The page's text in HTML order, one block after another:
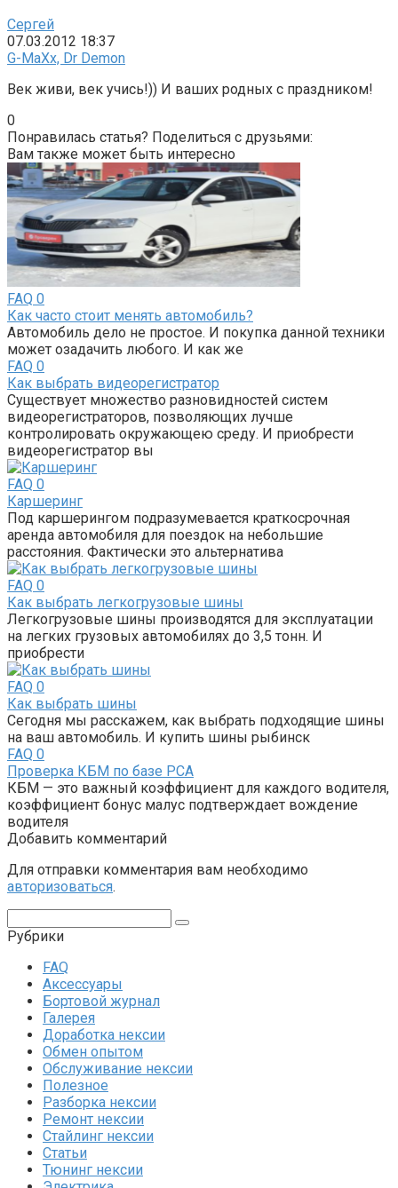
Сергей
07.03.2012 18:37
G-MaXx, Dr Demon
Век живи, век учись!)) И ваших родных с праздником!
0
Понравилась статья? Поделиться с друзьями:
Вам также может быть интересно
FAQ 0
Как часто стоит менять автомобиль?
Автомобиль дело не простое. И покупка данной техники
может озадачить любого. И как же
FAQ 0
Как выбрать видеорегистратор
Существует множество разновидностей систем
видеорегистраторов, позволяющих лучше
контролировать окружающею среду. И приобрести
видеорегистратор вы
FAQ 0
Каршеринг
Под каршерингом подразумевается краткосрочная
аренда автомобиля для поездок на небольшие
расстояния. Фактически это альтернатива
FAQ 0
Как выбрать легкогрузовые шины
Легкогрузовые шины производятся для эксплуатации
на легких грузовых автомобилях до 3,5 тонн. И
приобрести
FAQ 0
Как выбрать шины
Сегодня мы расскажем, как выбрать подходящие шины
на ваш автомобиль. И купить шины рыбинск
FAQ 0
Проверка КБМ по базе РСА
КБМ — это важный коэффициент для каждого водителя,
коэффициент бонус малус подтверждает вождение
водителя
Добавить комментарий
Для отправки комментария вам необходимо
авторизоваться.
Рубрики
FAQ
Аксессуары
Бортовой журнал
Галерея
Доработка нексии
Обмен опытом
Обслуживание нексии
Полезное
Разборка нексии
Ремонт нексии
Стайлинг нексии
Статьи
Тюнинг нексии